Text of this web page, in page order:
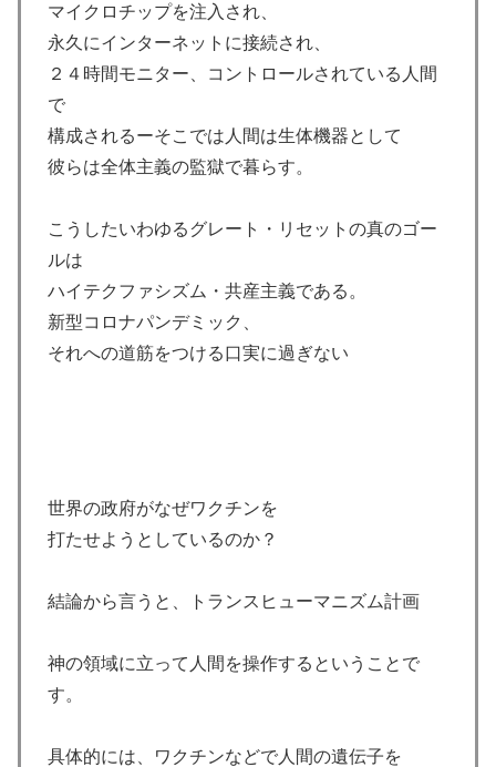
マイクロチップを注入され、
永久にインターネットに接続され、
２４時間モニター、コントロールされている人間
で
構成されるーそこでは人間は生体機器として
彼らは全体主義の監獄で暮らす。
こうしたいわゆるグレート・リセットの真のゴー
ルは
ハイテクファシズム・共産主義である。
新型コロナパンデミック、
それへの道筋をつける口実に過ぎない
世界の政府がなぜワクチンを
打たせようとしているのか？
結論から言うと、トランスヒューマニズム計画
神の領域に立って人間を操作するということで
す。
具体的には、ワクチンなどで人間の遺伝子を